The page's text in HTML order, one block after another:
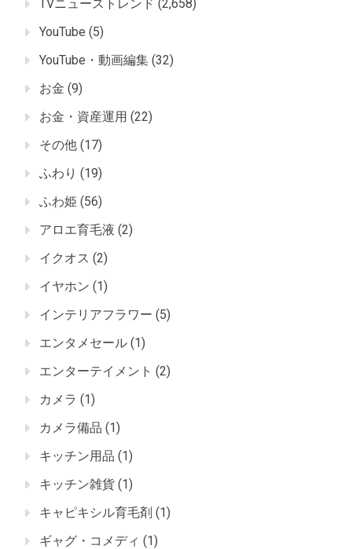
TVニューストレンド (2,658)
YouTube (5)
YouTube・動画編集 (32)
お金 (9)
お金・資産運用 (22)
その他 (17)
ふわり (19)
ふわ姫 (56)
アロエ育毛液 (2)
イクオス (2)
イヤホン (1)
インテリアフラワー (5)
エンタメセール (1)
エンターテイメント (2)
カメラ (1)
カメラ備品 (1)
キッチン用品 (1)
キッチン雑貨 (1)
キャピキシル育毛剤 (1)
ギャグ・コメディ (1)